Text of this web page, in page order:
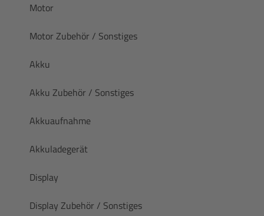
Motor
Motor Zubehör / Sonstiges
Akku
Akku Zubehör / Sonstiges
Akkuaufnahme
Akkuladegerät
Display
Display Zubehör / Sonstiges